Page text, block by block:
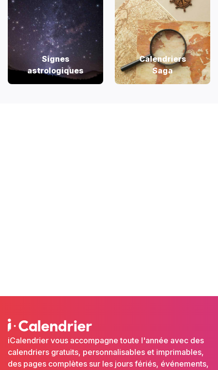
Signes
astrologiques
Calendriers
Saga
iCalendrier vous accompagne toute l'année avec des
calendriers gratuits, personnalisables et imprimables,
des pages complètes sur les jours fériés, événements,